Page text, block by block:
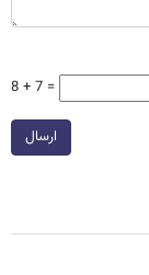
8 + 7 =
ارسال